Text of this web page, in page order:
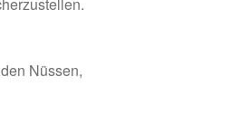
Nüssen,